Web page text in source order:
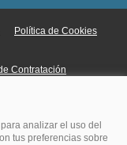
Política de Cookies
Contratación